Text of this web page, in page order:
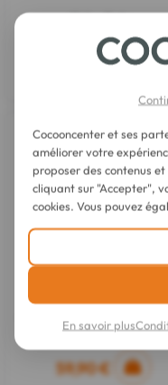
Kelo-Cote
Kelo-Cote
Traitement des Cicatrices
59,90 €
Cocooncenter et ses
améliorer votre
proposer des contenus
cliquant sur "Accepter",
cookies. Vous pouvez
En savoir plus